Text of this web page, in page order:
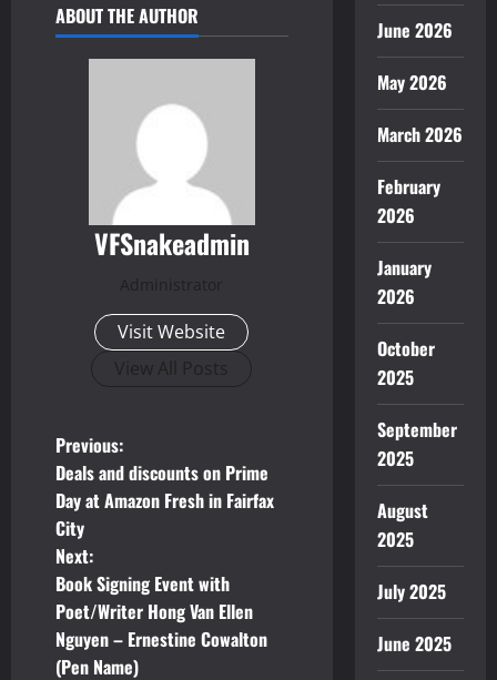
ABOUT THE AUTHOR
VFSnakeadmin
Administrator
Visit Website
View All Posts
P
o
s
t
n
Previous:
Deals and discounts on Prime
Day at Amazon Fresh in Fairfax
City
Next:
Book Signing Event with
Poet/Writer Hong Van Ellen
Nguyen – Ernestine Cowalton
(Pen Name)
June 2026
May 2026
March 2026
February
2026
January
2026
October
2025
September
2025
August
2025
July 2025
June 2025